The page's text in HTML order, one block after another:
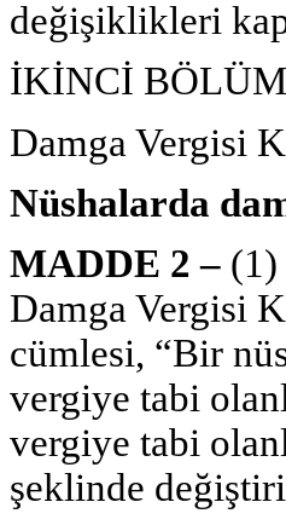
değişiklikleri
İKİNCİ BÖLÜM
Damga Vergisi
Nüshalarda
MADDE 2 – (1)
Damga Vergisi
cümlesi, “Bir
vergiye tabi
vergiye tabi
şeklinde